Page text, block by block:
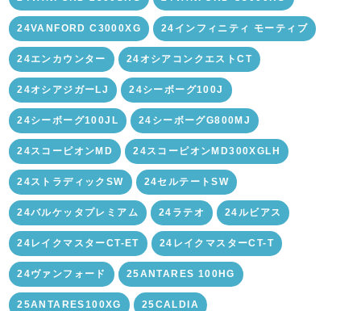
24VANFORD C3000XG 24インフィニティ モーティブ
24エンカウンター 24オシアコンクエストCT
24オシアジガーLJ 24シーボーグ100J
24シーボーグ100JL 24シーボーグG800MJ
24スコーピオンMD 24スコーピオンMD300XGLH
24ストラディックSW 24セルテートSW
24バルケッタプレミアム 24ラテオ 24ルビアス
24レイクマスターCT-ET 24レイクマスターCT-T
24ヴァンフォード 25ANTARES 100HG
25ANTARES100XG 25CALDIA